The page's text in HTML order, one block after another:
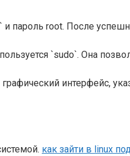
пароль root. После
`sudo`. Она
интерфейс,
как зайти в linux